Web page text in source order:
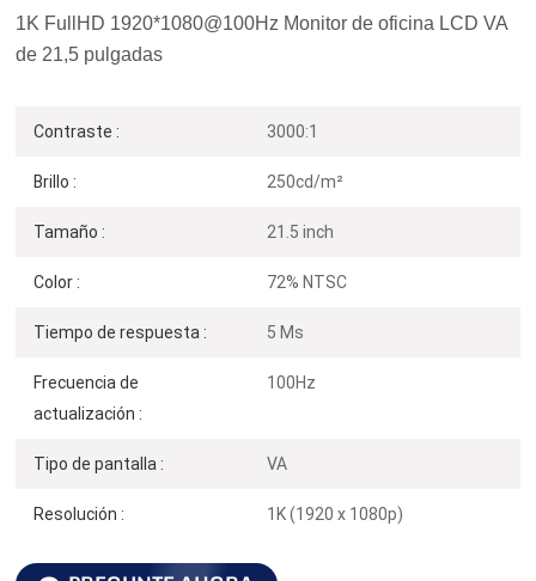
1K FullHD 1920*1080@100Hz Monitor de oficina LCD VA
de 21,5 pulgadas
Contraste : 3000:1
Brillo : 250cd/m²
Tamaño : 21.5 inch
Color : 72% NTSC
Tiempo de respuesta : 5 Ms
Frecuencia de
actualización :
100Hz
Tipo de pantalla : VA
Resolución : 1K (1920 x 1080p)